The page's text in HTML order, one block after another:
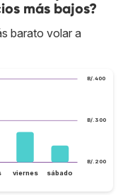
más bajos?
barato volar a
B/.200
B/.300
B/.400
viernes sábado